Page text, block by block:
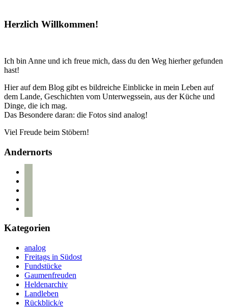
Herzlich Willkommen!
Ich bin Anne und ich freue mich, dass du den Weg hierher gefunden
hast!
Hier auf dem Blog gibt es bildreiche Einblicke in mein Leben auf
dem Lande, Geschichten vom Unterwegssein, aus der Küche und
Dinge, die ich mag.
Das Besondere daran: die Fotos sind analog!
Viel Freude beim Stöbern!
Andernorts
Kategorien
analog
Freitags in Südost
Fundstücke
Gaumenfreuden
Heldenarchiv
Landleben
Rückblick/e